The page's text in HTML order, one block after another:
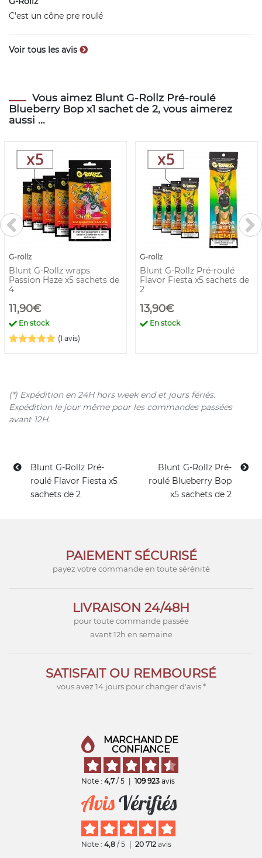
C'est un cône pre roulé
Voir tous les avis
Vous aimez Blunt G-Rollz Pré-roulé
Blueberry Bop x1 sachet de 2, vous aimerez
aussi ...
G-rollz
Blunt G-Rollz wraps
Passion Haze x5 sachets de
4
11,90€
En stock
(1 avis)
G-rollz
Blunt G-Rollz Pré-roulé
Flavor Fiesta x5 sachets de
2
13,90€
En stock
(*) Expédition en 24H hors week end et jours fériés.
Expédition le jour même pour les commandes passées
avant 12H.
Blunt G-Rollz Pré-
roulé Flavor Fiesta x5
sachets de 2
Blunt G-Rollz Pré-
roulé Blueberry Bop
x5 sachets de 2
PAIEMENT SÉCURISÉ
payez votre commande en toute sérénité
LIVRAISON 24/48H
pour toute commande passée
avant 12h en semaine
SATISFAIT OU REMBOURSÉ
vous avez 14 jours pour changer d'avis *
MARCHAND DE
CONFIANCE
Note : 4,7 / 5 109 923 avis
Note : 4,8 / 5 20 712 avis